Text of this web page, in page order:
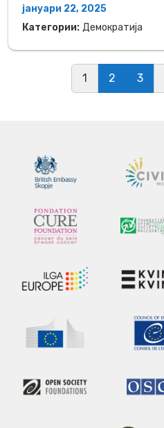
јануари 22, 2025
Категории: Демократија
Posts
1 2 3